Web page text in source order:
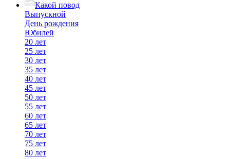
Какой повод
Выпускной
День рождения
Юбилей
20 лет
25 лет
30 лет
35 лет
40 лет
45 лет
50 лет
55 лет
60 лет
65 лет
70 лет
75 лет
80 лет